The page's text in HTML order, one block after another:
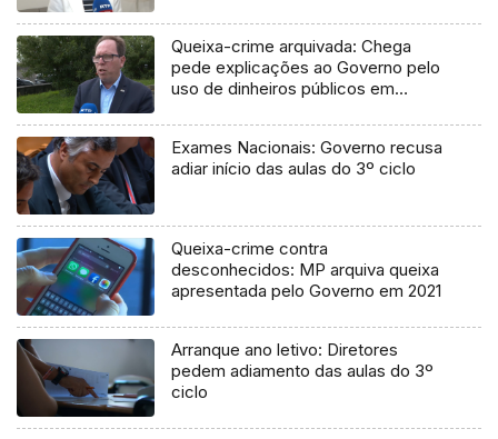
Queixa-crime arquivada: Chega
pede explicações ao Governo pelo
uso de dinheiros públicos em
Exames Nacionais: Governo recusa
adiar início das aulas do 3º ciclo
Queixa-crime contra
desconhecidos: MP arquiva queixa
apresentada pelo Governo em 2021
Arranque ano letivo: Diretores
pedem adiamento das aulas do 3º
ciclo